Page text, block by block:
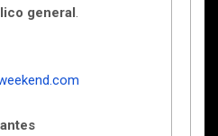
general .